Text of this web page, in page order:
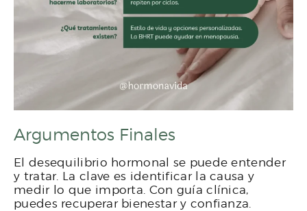
Argumentos Finales
El desequilibrio hormonal se puede entender
y tratar. La clave es identificar la causa y
medir lo que importa. Con guía clínica,
puedes recuperar bienestar y confianza.